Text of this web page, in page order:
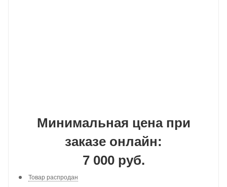
Минимальная цена при
заказе онлайн:
7 000 руб.
Товар распродан